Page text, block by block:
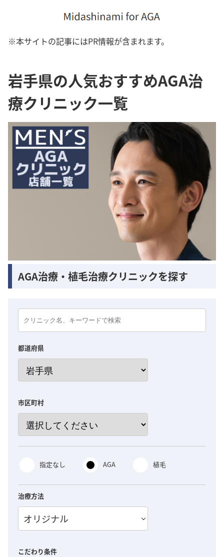
※本サイトの記事にはPR情報が含まれます。
岩手県の人気おすすめAGA治
療クリニック一覧
AGA治療・植毛治療クリニックを探す
都道府県
市区町村
指定なし AGA 植毛
治療方法
オリジナル
こだわり条件